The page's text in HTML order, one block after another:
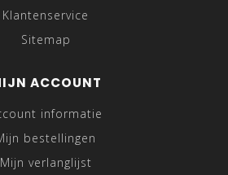
Klantenservice
Sitemap
ACCOUNT
informatie
bestellingen
Mijn verlanglijst